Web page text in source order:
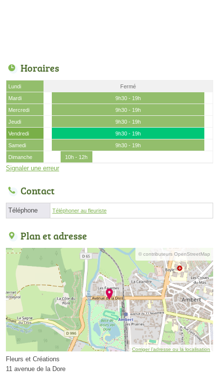
Horaires
Lundi
Fermé
Mardi
9h30 - 19h
Mercredi
9h30 - 19h
Jeudi
9h30 - 19h
Vendredi
9h30 - 19h
Samedi
9h30 - 19h
Dimanche
10h - 12h
Signaler une erreur
Contact
Téléphone Téléphoner au fleuriste
Plan et adresse
© contributeurs OpenStreetMap
Corriger l’adresse ou la localisation
Fleurs et Créations
11 avenue de la Dore